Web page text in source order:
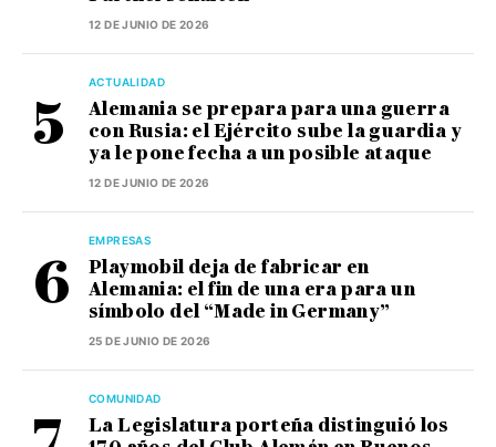
12 DE JUNIO DE 2026
ACTUALIDAD
Alemania se prepara para una guerra
con Rusia: el Ejército sube la guardia y
ya le pone fecha a un posible ataque
12 DE JUNIO DE 2026
EMPRESAS
Playmobil deja de fabricar en
Alemania: el fin de una era para un
símbolo del “Made in Germany”
25 DE JUNIO DE 2026
COMUNIDAD
La Legislatura porteña distinguió los